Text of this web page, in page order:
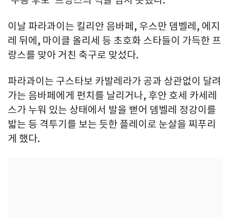
이날 파라과이는 킬리안 음바페, 우스만 뎀벨레, 에지
레 뒤에, 마이클 올리세 등 초호화 스타들이 가득한 프
랑스를 맞아 거친 축구로 맞섰다.
파라과이는 구스타보 카발레라가 공과 상관없이 달려
가는 음바페에게 펀치를 날리거나, 후안 호세 카세레
스가 누워 있는 상태에서 발을 뻗어 뎀벨레 정강이를
밟는 등 격투기를 보는 듯한 플레이로 눈살을 찌푸리
게 했다.